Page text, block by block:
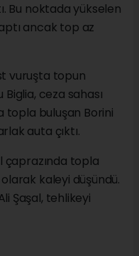
Bu noktada yükselen
ancak top az
vuruşta topun
ceza sahası
topla buluşan Borini
auta çıktı.
çaprazında topla
kaleyi düşündü.
Şaşal, tehlikeyi